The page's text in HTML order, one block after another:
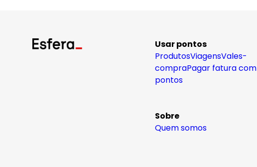
Usar pontos
ProdutosViagensVales-
compraPagar fatura com
pontos
Sobre
Quem somos